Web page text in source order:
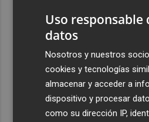
viajeros procedentes de Italia
El homenaje a Ferran Torres en
Ferran Torres, recibido con un
pueblo: "Allá donde voy
Uso responsable
datos
Nosotros y nuestros
cookies y tecnologías
almacenar y acceder a
dispositivo y procesar
como su dirección IP,